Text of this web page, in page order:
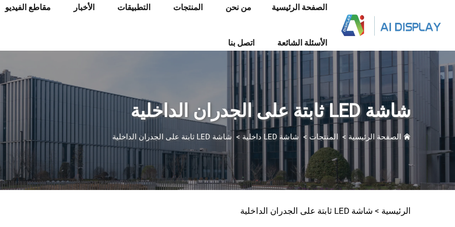
الصفحة الرئيسية من نحن المنتجات التطبيقات الأخبار مقاطع الفيديو
الأسئلة الشائعة اتصل بنا
شاشة LED ثابتة على الجدران الداخلية
الصفحة الرئيسية > المنتجات > شاشة LED داخلية > شاشة LED ثابتة على الجدران الداخلية
الرئيسية > شاشة LED ثابتة على الجدران الداخلية